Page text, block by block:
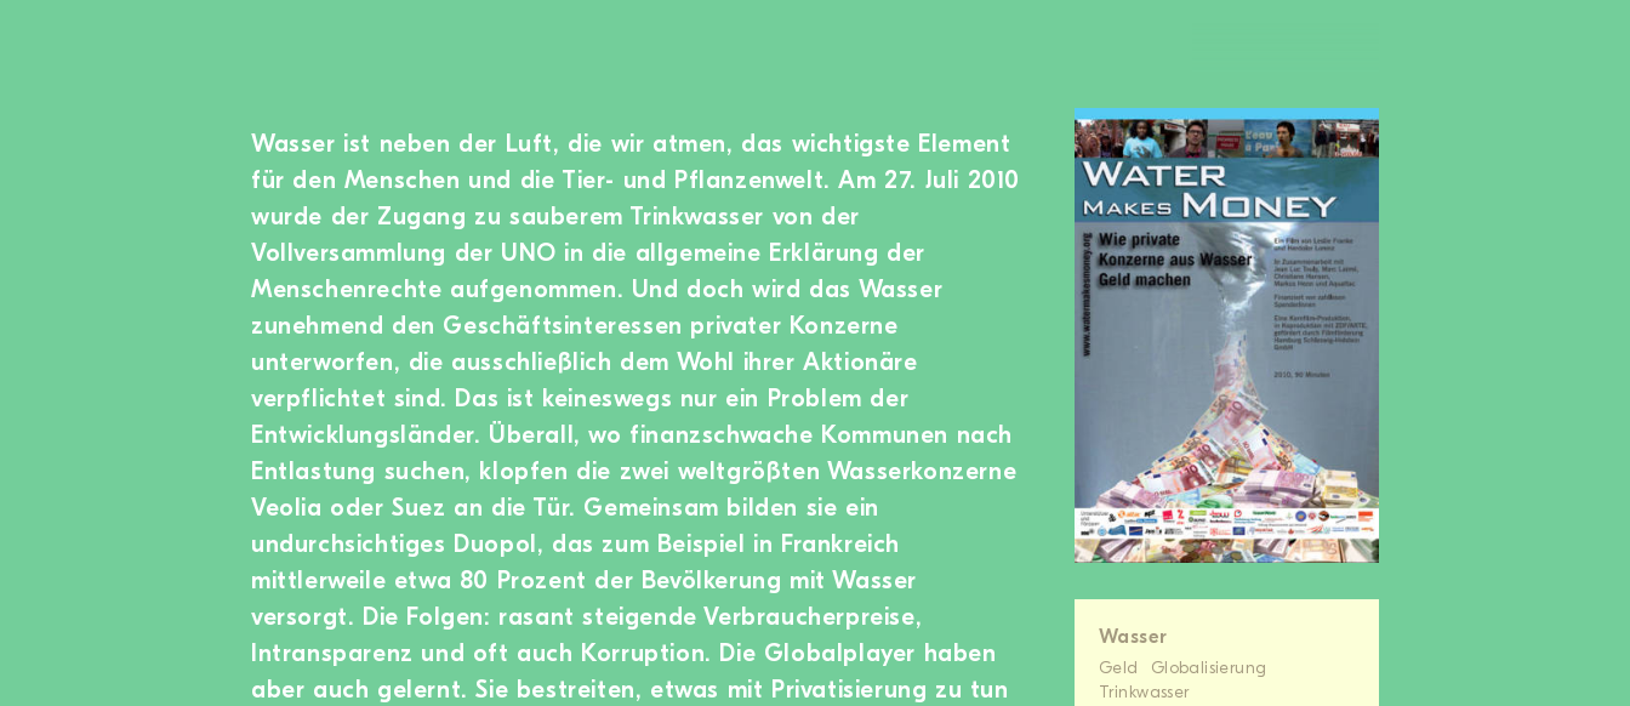
Wasser
Geld
Globalisierung
Trinkwasser
Wasser ist neben der Luft, die wir atmen, das wichtigste Element
für den Menschen und die Tier- und Pflanzenwelt. Am 27. Juli 2010
wurde der Zugang zu sauberem Trinkwasser von der
Vollversammlung der UNO in die allgemeine Erklärung der
Menschenrechte aufgenommen. Und doch wird das Wasser
zunehmend den Geschäftsinteressen privater Konzerne
unterworfen, die ausschließlich dem Wohl ihrer Aktionäre
verpflichtet sind. Das ist keineswegs nur ein Problem der
Entwicklungsländer. Überall, wo finanzschwache Kommunen nach
Entlastung suchen, klopfen die zwei weltgrößten Wasserkonzerne
Veolia oder Suez an die Tür. Gemeinsam bilden sie ein
undurchsichtiges Duopol, das zum Beispiel in Frankreich
mittlerweile etwa 80 Prozent der Bevölkerung mit Wasser
versorgt. Die Folgen: rasant steigende Verbraucherpreise,
Intransparenz und oft auch Korruption. Die Globalplayer haben
aber auch gelernt. Sie bestreiten, etwas mit Privatisierung zu tun